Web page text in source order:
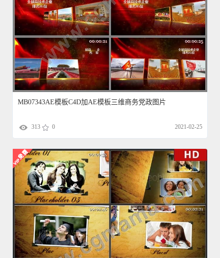
MB07343AE模板C4D加AE模板三维商务党政图片
313 0 2021-02-25